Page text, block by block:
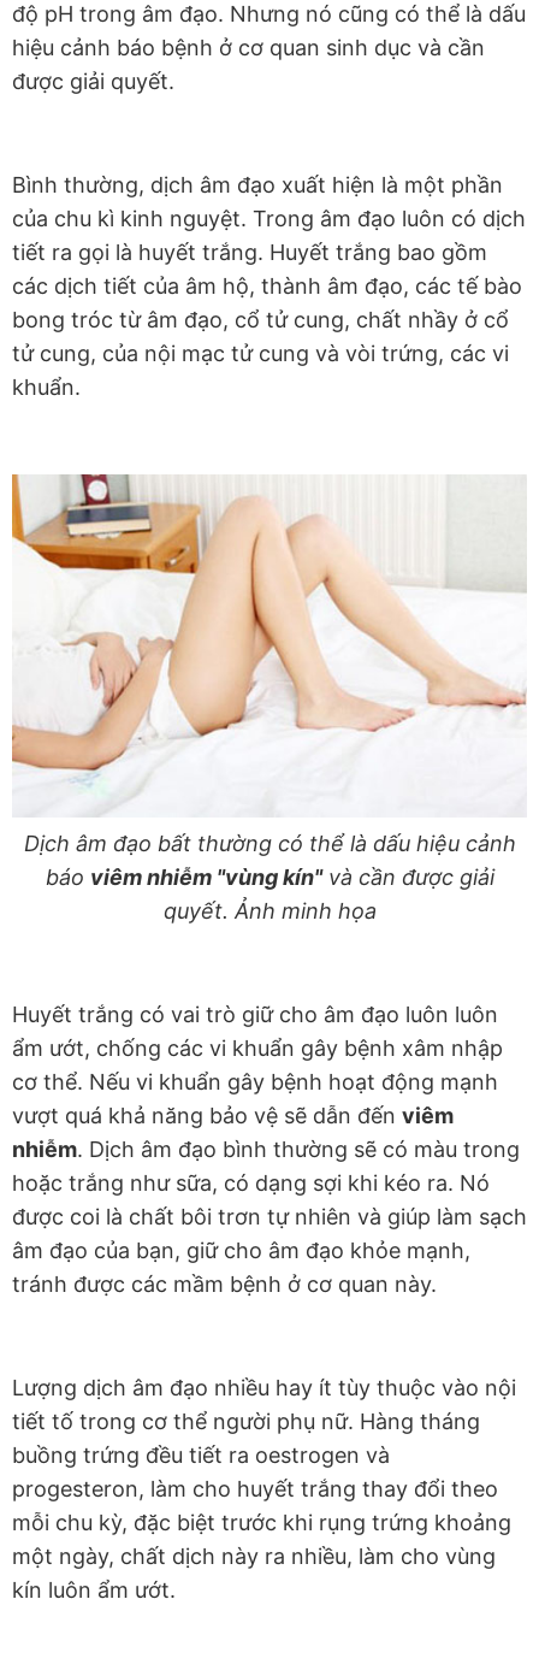
độ pH trong âm đạo. Nhưng nó cũng có thể là dấu
hiệu cảnh báo bệnh ở cơ quan sinh dục và cần
được giải quyết.
Bình thường, dịch âm đạo xuất hiện là một phần
của chu kì kinh nguyệt. Trong âm đạo luôn có dịch
tiết ra gọi là huyết trắng. Huyết trắng bao gồm
các dịch tiết của âm hộ, thành âm đạo, các tế bào
bong tróc từ âm đạo, cổ tử cung, chất nhầy ở cổ
tử cung, của nội mạc tử cung và vòi trứng, các vi
khuẩn.
Dịch âm đạo bất thường có thể là dấu hiệu cảnh
báo viêm nhiễm "vùng kín"và cần được giải
quyết. Ảnh minh họa
Huyết trắng có vai trò giữ cho âm đạo luôn luôn
ẩm ướt, chống các vi khuẩn gây bệnh xâm nhập
cơ thể. Nếu vi khuẩn gây bệnh hoạt động mạnh
vượt quá khả năng bảo vệ sẽ dẫn đến viêm
nhiễm. Dịch âm đạo bình thường sẽ có màu trong
hoặc trắng như sữa, có dạng sợi khi kéo ra. Nó
được coi là chất bôi trơn tự nhiên và giúp làm sạch
âm đạo của bạn, giữ cho âm đạo khỏe mạnh,
tránh được các mầm bệnh ở cơ quan này.
Lượng dịch âm đạo nhiều hay ít tùy thuộc vào nội
tiết tố trong cơ thể người phụ nữ. Hàng tháng
buồng trứng đều tiết ra oestrogen và
progesteron, làm cho huyết trắng thay đổi theo
mỗi chu kỳ, đặc biệt trước khi rụng trứng khoảng
một ngày, chất dịch này ra nhiều, làm cho vùng
kín luôn ẩm ướt.